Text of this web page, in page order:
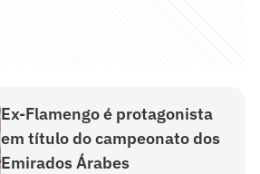
Ex-Flamengo é protagonista
em título do campeonato dos
Emirados Árabes